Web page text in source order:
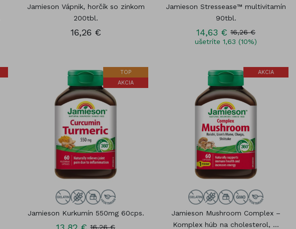
Jamieson Vápnik, horčík so zinkom
200tbl.
16,26 €
Jamieson Stressease™ multivitamín
90tbl.
14,63 € 16,26 €
ušetríte 1,63 (10%)
TOP
AKCIA
Jamieson Kurkumín 550mg 60cps.
16,26 €
AKCIA
Jamieson Mushroom Complex –
Komplex húb na cholesterol, ...